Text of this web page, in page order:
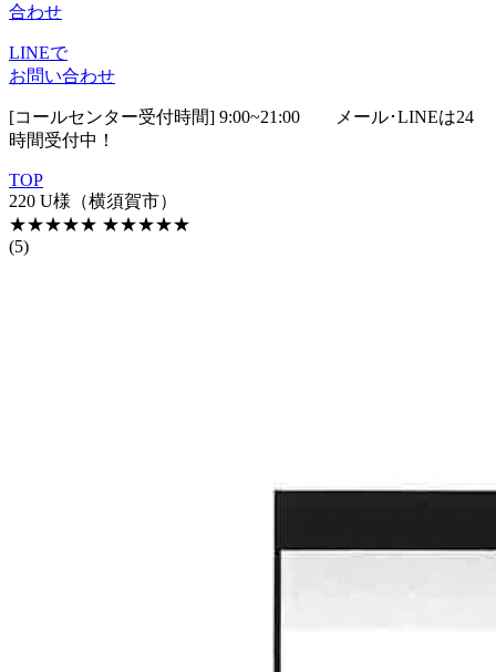
合わせ
LINEで
お問い合わせ
[コールセンター受付時間] 9:00~21:00 メール･LINEは24
時間受付中！
TOP
220 U様（横須賀市）
★★★★★ ★★★★★
(5)